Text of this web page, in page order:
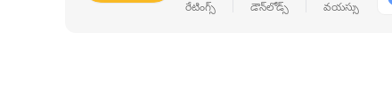
రేటింగ్స్ డౌన్‌లోడ్స్ వయస్సు